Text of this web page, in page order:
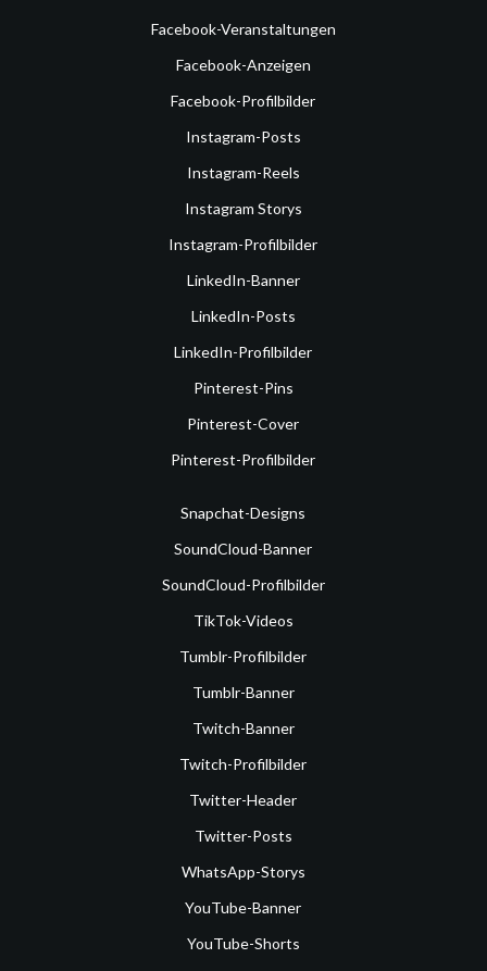
Facebook-Veranstaltungen
Facebook-Anzeigen
Facebook-Profilbilder
Instagram-Posts
Instagram-Reels
Instagram Storys
Instagram-Profilbilder
LinkedIn-Banner
LinkedIn-Posts
LinkedIn-Profilbilder
Pinterest-Pins
Pinterest-Cover
Pinterest-Profilbilder
Snapchat-Designs
SoundCloud-Banner
SoundCloud-Profilbilder
TikTok-Videos
Tumblr-Profilbilder
Tumblr-Banner
Twitch-Banner
Twitch-Profilbilder
Twitter-Header
Twitter-Posts
WhatsApp-Storys
YouTube-Banner
YouTube-Shorts